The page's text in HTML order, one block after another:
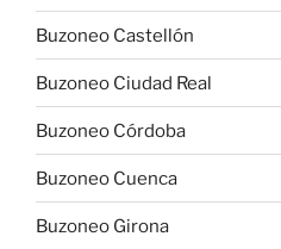
Buzoneo Castellón
Buzoneo Ciudad Real
Buzoneo Córdoba
Buzoneo Cuenca
Buzoneo Girona